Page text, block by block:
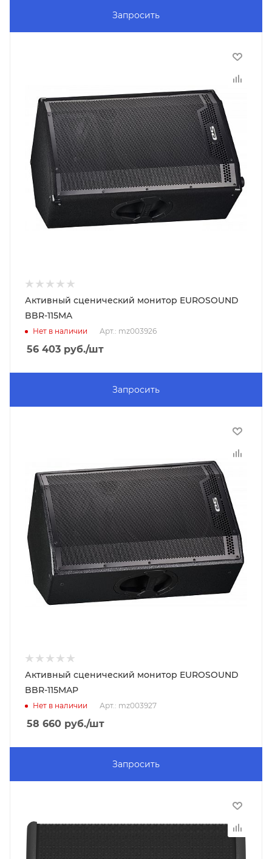
Запросить
Активный сценический монитор EUROSOUND
BBR-115MA
Нет в наличии Арт.: mz003926
56 403 руб./шт
Запросить
Активный сценический монитор EUROSOUND
BBR-115MAP
Нет в наличии Арт.: mz003927
58 660 руб./шт
Запросить